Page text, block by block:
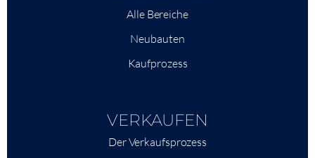
Alle Bereiche
Neubauten
Kaufprozess
VERKAUFEN
Der Verkaufsprozess